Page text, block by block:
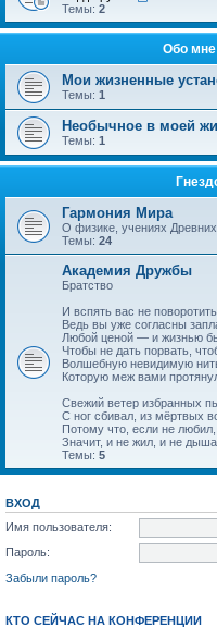
Темы: 2
Обо
Мои жизненные
Темы: 1
Необычное в моей
Темы: 1
Гармония Мира
О физике, учениях
Темы: 24
Академия Дружбы
Братство
И вспять вас не
Ведь вы уже согласны
Любой ценой — и жизнью
Чтобы не дать порвать,
Волшебную невидимую
Которую меж вами
Свежий ветер избранных
С ног сбивал, из мёртвых
Потому что, если не любил,
Значит, и не жил, и не
Темы: 5
ВХОД
Имя пользователя:
Пароль:
Забыли пароль?
КТО СЕЙЧАС НА КОНФЕРЕНЦИИ